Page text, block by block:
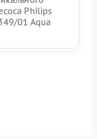
Philips
01 Aqua